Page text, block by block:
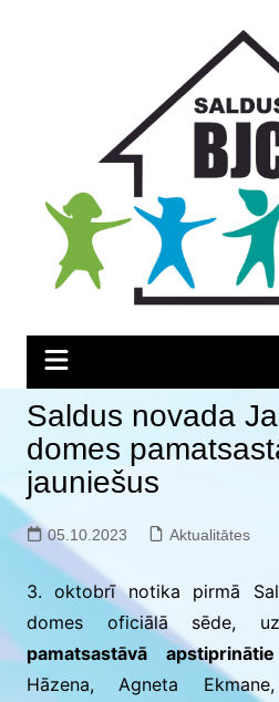
Saldus novada
domes
jauniešus
05.10.2023 Aktualitātes
3. oktobrī notika pirmā
domes oficiālā sēde,
pamatsastāvā
Hāzena, Agneta